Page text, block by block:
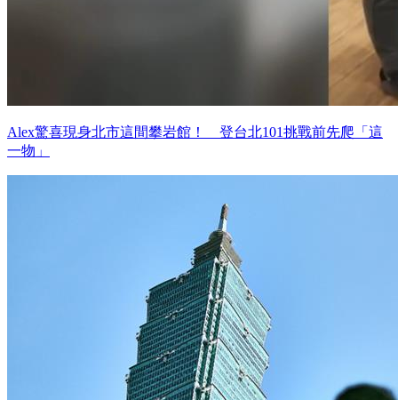
Alex驚喜現身北市這間攀岩館！ 登台北101挑戰前先爬「這
一物」